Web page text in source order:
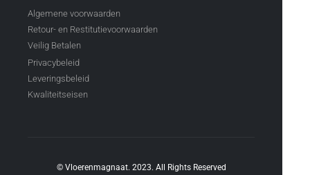
Algemene voorwaarden
Retour- en Restitutievoorwaarden
Veilig Betalen
Privacybeleid
Leveringsbeleid
Kwaliteitseisen
© Vloerenmagnaat. 2023. All Rights Reserved